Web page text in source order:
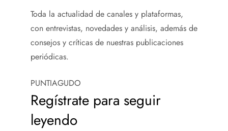
Toda la actualidad de canales y plataformas,
con entrevistas, novedades y análisis, además de
consejos y críticas de nuestras publicaciones
periódicas.
PUNTIAGUDO
Regístrate para seguir
leyendo